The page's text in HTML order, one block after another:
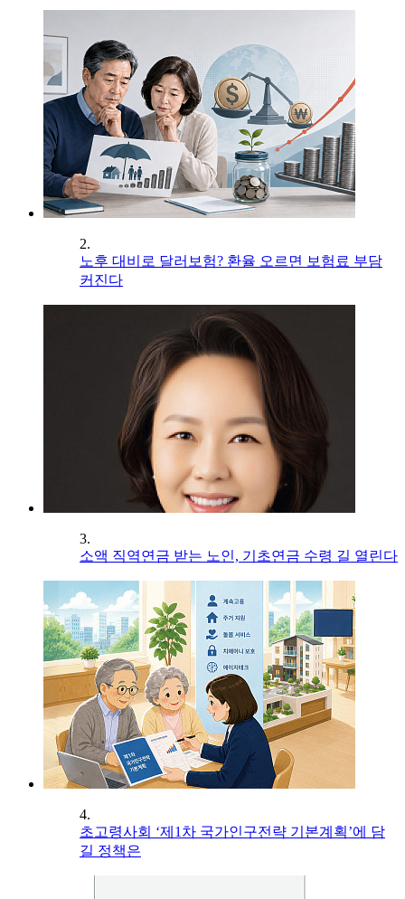
2.
노후 대비로 달러보험? 환율 오르면 보험료 부담
커진다
3.
소액 직역연금 받는 노인, 기초연금 수령 길 열린다
4.
초고령사회 ‘제1차 국가인구전략 기본계획’에 담
길 정책은